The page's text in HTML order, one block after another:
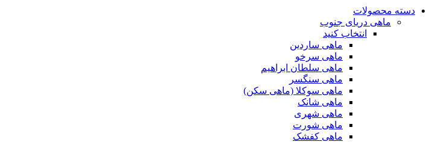
دسته محصولات
ماهی دریای جنوب
انتخاب کنید
ماهی ساردین
ماهی سرخو
ماهی سلطان ابراهیم
ماهی سنگسر
ماهی سوکلا (ماهی سکن)
ماهی شانک
ماهی شهری
ماهی شورت
ماهی کفشک